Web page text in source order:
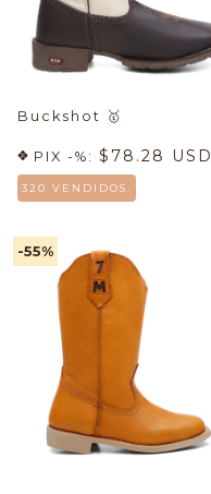
Buckshot 🥇
PIX -%: $78.28 USD
320 VENDIDOS.
-55%